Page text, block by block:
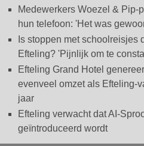
Medewerkers Woezel & Pip-
hun telefoon: 'Het was
Is stoppen met schoolreisjes
Efteling? 'Pijnlijk om te
Efteling Grand Hotel
evenveel omzet als Efteling-
jaar
Efteling verwacht dat AI-
geïntroduceerd wordt